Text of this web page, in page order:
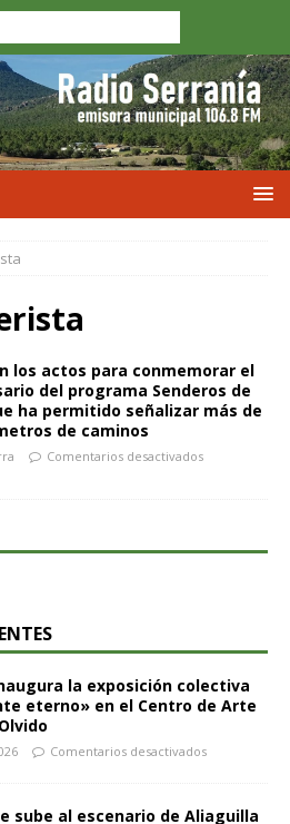
los actos para conmemorar el
del programa Senderos de
ha permitido señalizar más de
de caminos
Comentarios desactivados
la exposición colectiva
eterno» en el Centro de Arte
Comentarios desactivados
sube al escenario de Aliaguilla